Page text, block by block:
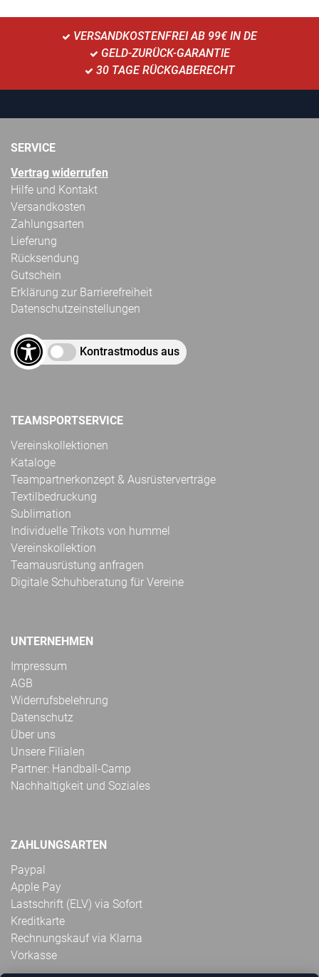
VERSANDKOSTENFREI AB 99€ IN DE
GELD-ZURÜCK-GARANTIE
30 TAGE RÜCKGABERECHT
SERVICE
Vertrag widerrufen
Hilfe und Kontakt
Versandkosten
Zahlungsarten
Lieferung
Rücksendung
Gutschein
Erklärung zur Barrierefreiheit
Datenschutzeinstellungen
Kontrastmodus aus
TEAMSPORTSERVICE
Vereinskollektionen
Kataloge
Teampartnerkonzept & Ausrüsterverträge
Textilbedruckung
Sublimation
Individuelle Trikots von hummel
Vereinskollektion
Teamausrüstung anfragen
Digitale Schuhberatung für Vereine
UNTERNEHMEN
Impressum
AGB
Widerrufsbelehrung
Datenschutz
Über uns
Unsere Filialen
Partner: Handball-Camp
Nachhaltigkeit und Soziales
ZAHLUNGSARTEN
Paypal
Apple Pay
Lastschrift (ELV) via Sofort
Kreditkarte
Rechnungskauf via Klarna
Vorkasse